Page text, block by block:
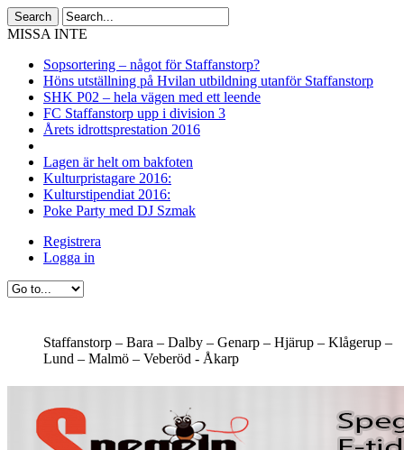
MISSA INTE
Sopsortering – något för Staffanstorp?
Höns utställning på Hvilan utbildning utanför Staffanstorp
SHK P02 – hela vägen med ett leende
FC Staffanstorp upp i division 3
Årets idrottsprestation 2016
Lagen är helt om bakfoten
Kulturpristagare 2016:
Kulturstipendiat 2016:
Poke Party med DJ Szmak
Registrera
Logga in
Staffanstorp – Bara – Dalby – Genarp – Hjärup – Klågerup –
Lund – Malmö – Veberöd - Åkarp